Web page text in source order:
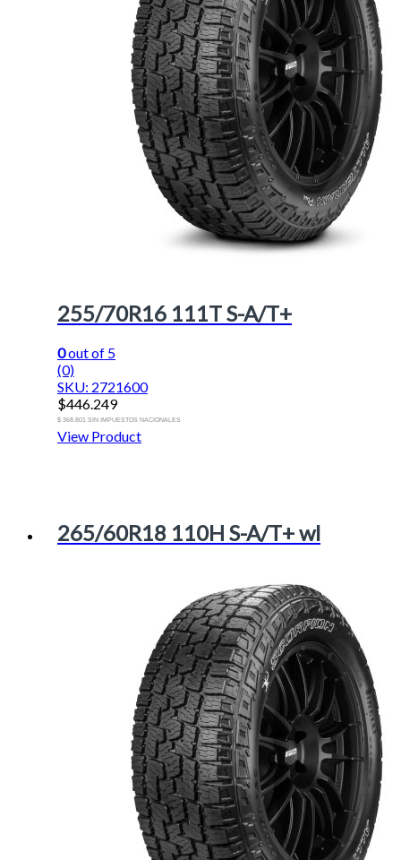
255/70R16 111T S-A/T+
0out of 5
(0)
SKU: 2721600
$446.249
$ 368.801 SIN IMPUESTOS NACIONALES
View Product
265/60R18 110H S-A/T+ wl